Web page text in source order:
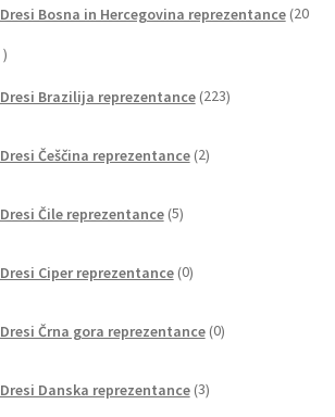
Dresi Bosna in Hercegovina reprezentance 20
20
Dresi Brazilija reprezentance 223izdelkov
Dresi Češčina reprezentance 2izdelka
Dresi Čile reprezentance 5izdelkov
Dresi Ciper reprezentance 0izdelkov
Dresi Črna gora reprezentance 0izdelkov
Dresi Danska reprezentance 3izdelki